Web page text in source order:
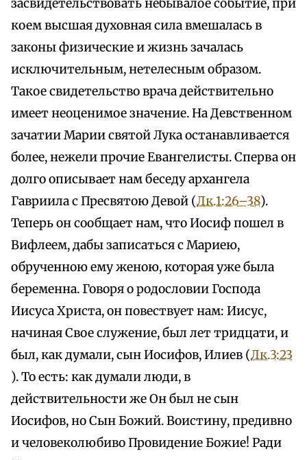
засвидетельствовать небывалое событие, при
коем высшая духовная сила вмешалась в
законы физические и жизнь зачалась
исключительным, нетелесным образом.
Такое свидетельство врача действительно
имеет неоценимое значение. На Девственном
зачатии Марии святой Лука останавливается
более, нежели прочие Евангелисты. Сперва он
долго описывает нам беседу архангела
Гавриила с Пресвятою Девой (Лк.1:26–38).
Теперь он сообщает нам, что Иосиф пошел в
Вифлеем, дабы записаться с Мариею,
обрученною ему женою, которая уже была
беременна. Говоря о родословии Господа
Иисуса Христа, он повествует нам: Иисус,
начиная Свое служение, был лет тридцати, и
был, как думали, сын Иосифов, Илиев (Лк.3:23
). То есть: как думали люди, в
действительности же Он был не сын
Иосифов, но Сын Божий. Воистину, предивно
и человеколюбиво Провидение Божие! Ради